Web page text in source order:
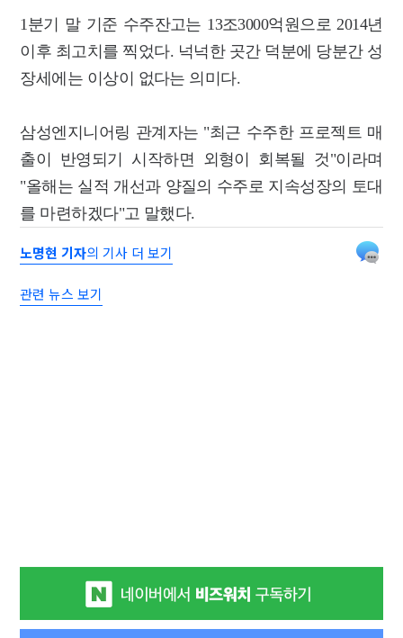
1분기 말 기준 수주잔고는 13조3000억원으로 2014년
이후 최고치를 찍었다. 넉넉한 곳간 덕분에 당분간 성
장세에는 이상이 없다는 의미다.
삼성엔지니어링 관계자는 "최근 수주한 프로젝트 매
출이 반영되기 시작하면 외형이 회복될 것"이라며
"올해는 실적 개선과 양질의 수주로 지속성장의 토대
를 마련하겠다"고 말했다.
노명현 기자의 기사 더 보기
관련 뉴스 보기